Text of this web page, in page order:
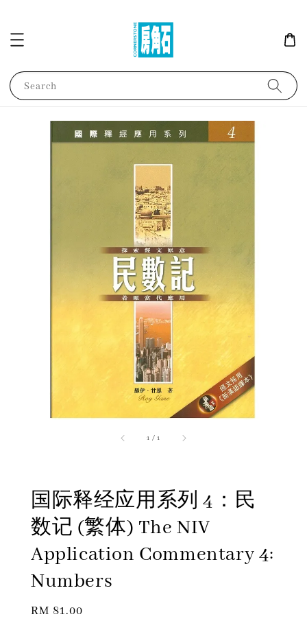
Search
1 /1
国际释经应用系列 4：民
数记 (繁体) The NIV
Application Commentary 4:
Numbers
Regular
RM 81.00